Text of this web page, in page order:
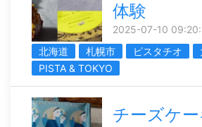
体験
2025-07-10
北海道
札幌市 ピスタチオ
PISTA & TOKYO
チーズケ